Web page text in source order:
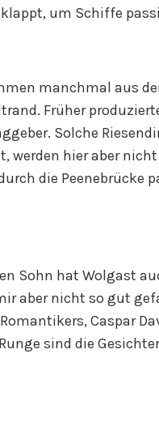
um Schiffe
manchmal aus
Früher
Solche
werden hier aber
die Peenebrücke
Sohn hat Wolgast
aber nicht so gut
Caspar
sind die